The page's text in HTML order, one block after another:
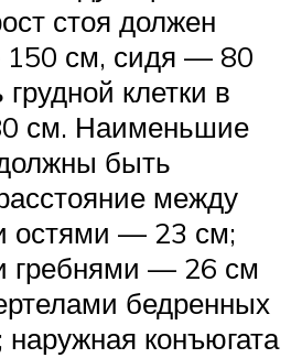
стоя должен
150 см, сидя — 80
клетки в
см. Наименьшие
быть
между
остями — 23 см;
гребнями — 26 см
бедренных
конъюгата